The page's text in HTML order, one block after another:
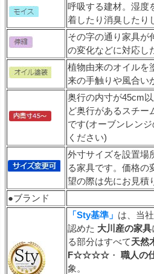
呼吸する建材。湿度
着したり消臭したり
その字の通り家具が
の変化などに対応し
植物由来のオイルを
来の手触りや風合い
奥行の内寸が45cm
ど奥行があるスチー
です(オーブンレン
ください)
外寸サイズを設置場
る家具です。価格の
望の際は先にお見積
●ブランド
「Sty基準」 は、当
認めた 大川産の家具
る部分はすべて天然
F☆☆☆☆ ・ 職人の
象。